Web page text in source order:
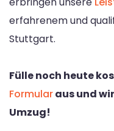
erfahrenem und
Stuttgart.
Fülle noch heute
Formularaus und
Umzug!